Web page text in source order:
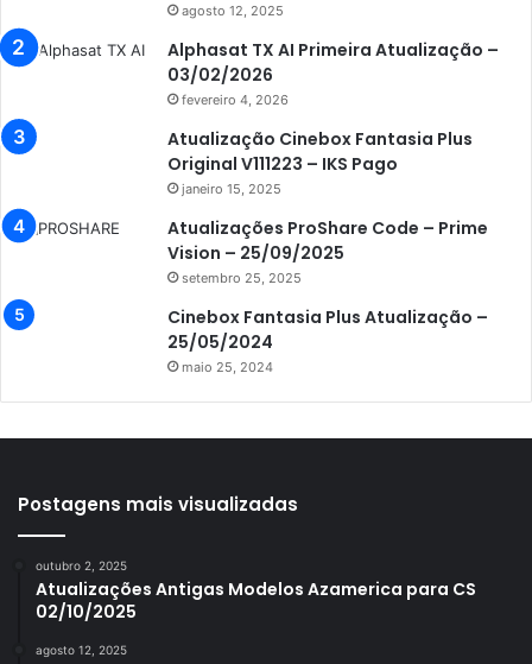
Audisat K30 Aventador
Azamerica
Azamerica Beats
Azamerica Beats GX PRO
Azamerica Champions
Azamerica Champions IPTV
Azamerica Extremo IPTV
Azamerica F92 Plus
Azamerica Gold
Azamerica i5 IPTV
Azamerica i7 IPTV
Azamerica King IPTV
Azamerica Mobi
Azamerica Platinum GX PRO
agosto 12, 2025
Alphasat TX AI Primeira Atualização –
03/02/2026
fevereiro 4, 2026
Atualização Cinebox Fantasia Plus
Original V111223 – IKS Pago
janeiro 15, 2025
Atualizações ProShare Code – Prime
Vision – 25/09/2025
setembro 25, 2025
Cinebox Fantasia Plus Atualização –
25/05/2024
maio 25, 2024
Postagens mais visualizadas
outubro 2, 2025
Atualizações Antigas Modelos Azamerica para CS
02/10/2025
agosto 12, 2025